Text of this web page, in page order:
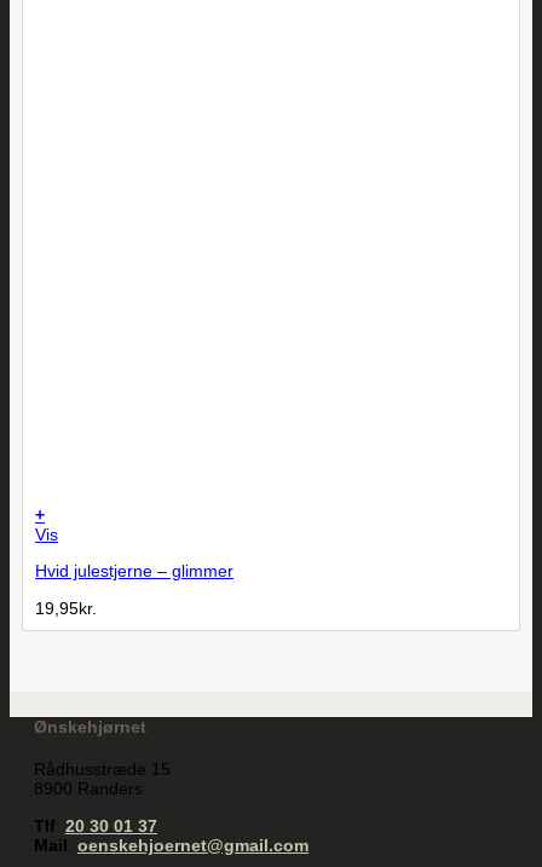
+
Vis
Hvid julestjerne – glimmer
19,95kr.
Ønskehjørnet
Rådhusstræde 15
8900 Randers
Tlf: 20 30 01 37
Mail: oenskehjoernet@gmail.com